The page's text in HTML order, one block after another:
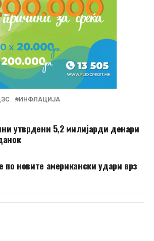
ИНФЛАЦИЈА
утврдени 5,2 милијарди денари
по новите американски удари врз